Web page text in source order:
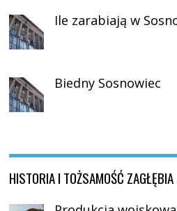
Ile zarabiają w
Biedny Sosnowiec
HISTORIA I TOŻSAMOŚĆ ZAGŁĘBIA